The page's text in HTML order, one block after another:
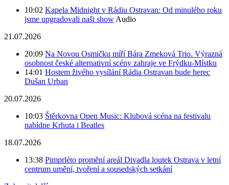
10:02 Kapela Midnight v Rádiu Ostravan: Od minulého roku
jsme upgradovali naši show Audio
21.07.2026
20:09 Na Novou Osmičku míří Bára Zmeková Trio. Výrazná
osobnost české alternativní scény zahraje ve Frýdku-Místku
14:01 Hostem živého vysílání Rádia Ostravan bude herec
Dušan Urban
20.07.2026
10:03 Štěrkovna Open Music: Klubová scéna na festivalu
nabídne Krhuta i Beatles
18.07.2026
13:38 Pimprléto promění areál Divadla loutek Ostrava v letní
centrum umění, tvoření a sousedských setkání